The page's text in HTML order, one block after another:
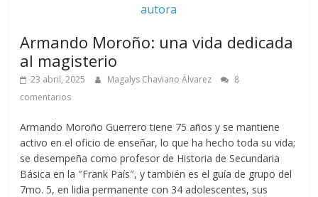
autora
Armando Moroño: una vida dedicada
al magisterio
23 abril, 2025 Magalys Chaviano Álvarez
8
comentarios
Armando Moroño Guerrero tiene 75 años y se mantiene
activo en el oficio de enseñar, lo que ha hecho toda su vida;
se desempeña como profesor de Historia de Secundaria
Básica en la ″Frank País″, y también es el guía de grupo del
7mo. 5, en lidia permanente con 34 adolescentes, sus